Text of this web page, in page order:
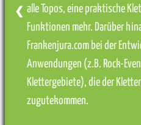
alle Topos, eine praktische
Funktionen mehr. Darüber
Frankenjura.com bei der
Anwendungen (z.B. Rock-
Klettergebiete), die der
zugutekommen.
❮